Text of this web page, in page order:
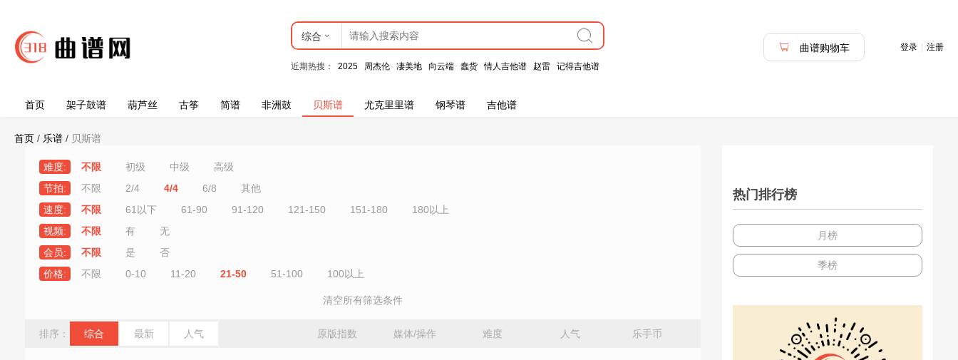
综合
近期热搜： 2025 周杰伦 凄美地 向云端 蠢货 情人吉他谱 赵雷 记得吉他谱
曲谱购物车 登录 | 注册
首页 架子鼓谱 葫芦丝 古筝 简谱 非洲鼓 贝斯谱 尤克里里谱 钢琴谱 吉他谱
首页 / 乐谱 / 贝斯谱
难度: 不限 初级 中级
高级
节拍:
不限 2/4 4/4 6/8
其他
速度:
不限 61以下 61-90 91-120 121-150 151-180
180以上
视频:
不限 有
无
会员:
不限 是
否
价格:
不限 0-10 11-20 21-50 51-100 100以上
清空所有筛选条件
排序： 综合 最新 人气 原版指数 媒体/操作 难度 人气 乐手币
热门排行榜
月榜
季榜